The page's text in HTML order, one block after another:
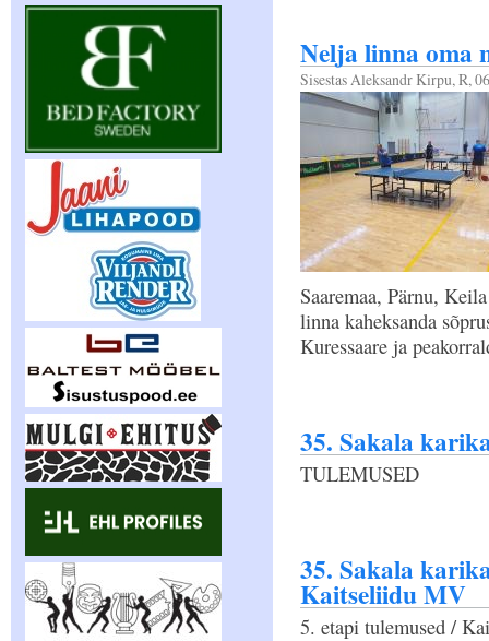
Nelja linna oma
SisestasAleksandr Kirpu, R,
Saaremaa, Pärnu,
linna kaheksanda
Kuressaare ja
35. Sakala
TULEMUSED
35. Sakala
Kaitseliidu MV
5. etapi tulemused /